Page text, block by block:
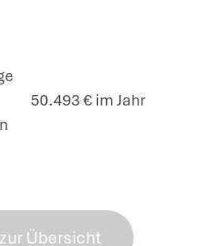
50.493 € im Jahr
Übersicht